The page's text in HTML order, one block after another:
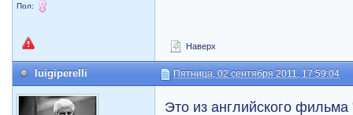
Пол:
Наверх
luigiperelli Пятница, 02 сентября 2011, 17:59:04
Это из английского